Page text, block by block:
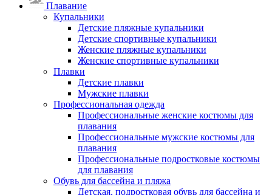
Плавание
Купальники
Детские пляжные купальники
Детские спортивные купальники
Женские пляжные купальники
Женские спортивные купальники
Плавки
Детские плавки
Мужские плавки
Профессиональная одежда
Профессиональные женские костюмы для
плавания
Профессиональные мужские костюмы для
плавания
Профессиональные подростковые костюмы
для плавания
Обувь для бассейна и пляжа
Детская, подростковая обувь для бассейна и